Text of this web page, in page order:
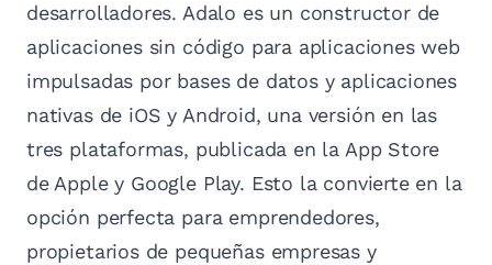
desarrolladores. Adalo es un constructor de
aplicaciones sin código para aplicaciones web
impulsadas por bases de datos y aplicaciones
nativas de iOS y Android, una versión en las
tres plataformas, publicada en la App Store
de Apple y Google Play. Esto la convierte en la
opción perfecta para emprendedores,
propietarios de pequeñas empresas y